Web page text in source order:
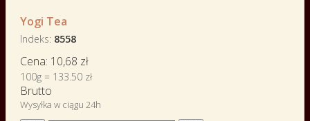
Yogi Tea
Indeks 8558
Cena: 10,68 zł
100g = 133.50 zł
Brutto
Wysyłka w ciągu 24h